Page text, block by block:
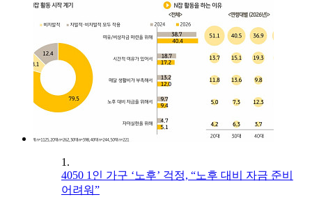
1.
4050 1인 가구 ‘노후’ 걱정, “노후 대비 자금 준비
어려워”